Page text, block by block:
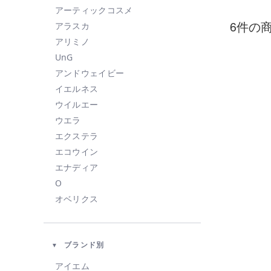
アーティックコスメ
アラスカ
アリミノ
UnG
アンドウェイビー
イエルネス
ウイルエー
ウエラ
エクステラ
エコウイン
エナディア
O
オベリクス
KAHI
KINUJO
ブランド別
アイエム
6件の